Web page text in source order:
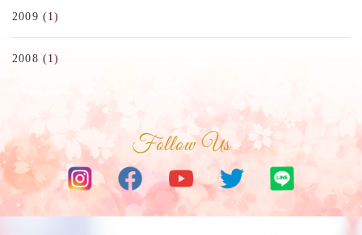
2009 (1)
2008 (1)
Follow Us